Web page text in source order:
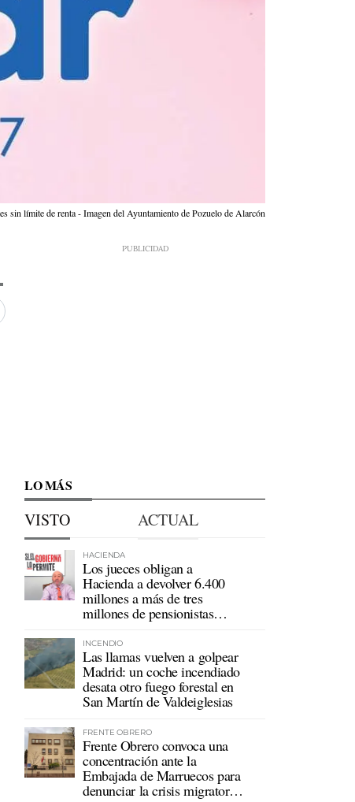
sin límite de renta - Imagen del Ayuntamiento de Pozuelo de Alarcón
LO MÁS
VISTO ACTUAL
HACIENDA
Los jueces obligan a
Hacienda a devolver 6.400
millones a más de tres
millones de pensionistas
INCENDIO
Las llamas vuelven a golpear
Madrid: un coche incendiado
desata otro fuego forestal en
San Martín de Valdeiglesias
FRENTE OBRERO
Frente Obrero convoca una
concentración ante la
Embajada de Marruecos para
denunciar la crisis migratoria